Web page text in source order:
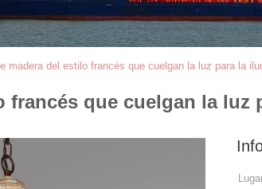
madera del estilo francés que cuelgan la luz para la
francés que cuelgan la